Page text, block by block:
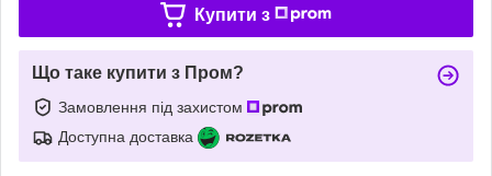
Купити з
Що таке купити з Пром?
Замовлення під захистом
Доступна доставка